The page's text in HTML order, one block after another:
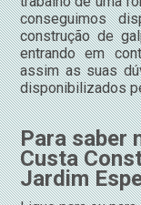
conseguimos
construção de
entrando em
assim as suas
disponibilizados
Para saber
Custa
Jardim